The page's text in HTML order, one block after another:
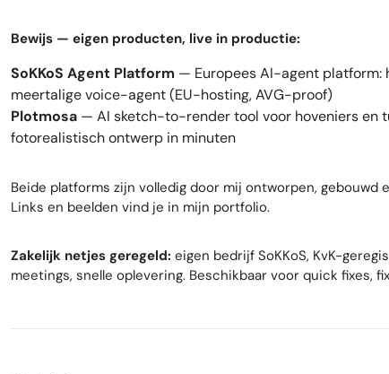
Bewijs — eigen producten, live in productie:
SoKKoS Agent Platform — Europees AI-agent platform:
meertalige voice-agent (EU-hosting, AVG-proof)
Plotmosa — AI sketch-to-render tool voor hoveniers en
fotorealistisch ontwerp in minuten
Beide platforms zijn volledig door mij ontworpen,
Links en beelden vind je in mijn portfolio.
Zakelijk netjes geregeld: eigen bedrijf SoKKoS, KvK-
meetings, snelle oplevering. Beschikbaar voor quick